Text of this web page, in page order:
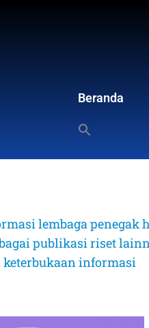
Beranda
lembaga penegak
publikasi riset
informasi